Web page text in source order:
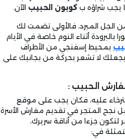
يجب شراؤه ب كوبون الحبيب الآن.
المبرد، فالأولى تضمت لك
بالبرودة أثناء النوم خاصة في الأيام
بمحيط إسفنجي من الأطراف
يجعلك لا تشعر بحركة من بجانبك على
الحبيب :
عليه، فكان يجب على موقع
نجح المتجر في تقديم مفارش الأسرة
جزءا من أناقة سريرك،
في: